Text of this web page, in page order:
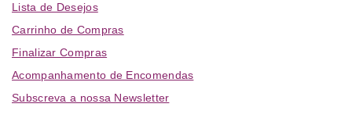
Lista de Desejos
Carrinho de Compras
Finalizar Compras
Acompanhamento de Encomendas
Subscreva a nossa Newsletter